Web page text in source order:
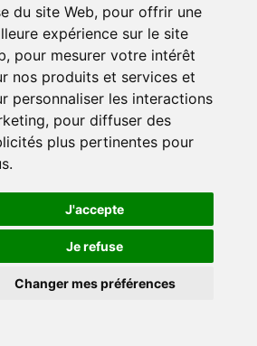
du site Web, pour offrir une
expérience sur le site
, pour mesurer votre intérêt
nos produits et services et
personnaliser les interactions
, pour diffuser des
plus pertinentes pour
.
J'accepte
Je refuse
Changer mes préférences
:
de 9h à 12h et de 14h à 18h
: